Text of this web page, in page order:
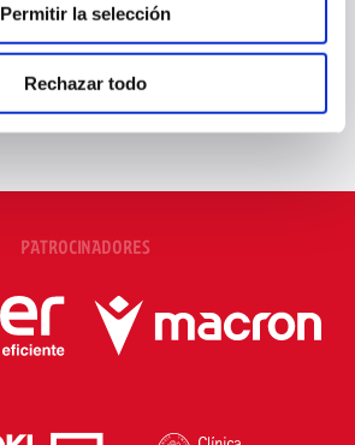
Permitir la selección
Rechazar todo
24 jul. 2025
PATROCINADORES